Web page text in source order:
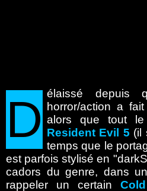
D élaissé depuis
horror/action a
alors que tout le
Resident Evil 5 (il
temps que le
est parfois stylisé en
cadors du genre, dans
rappeler un certain